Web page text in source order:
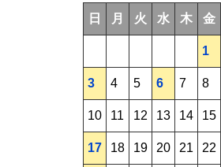
日 月 火 水 木 金
1
3 4 5 6 7 8
10 11 12 13 14 15
17 18 19 20 21 22